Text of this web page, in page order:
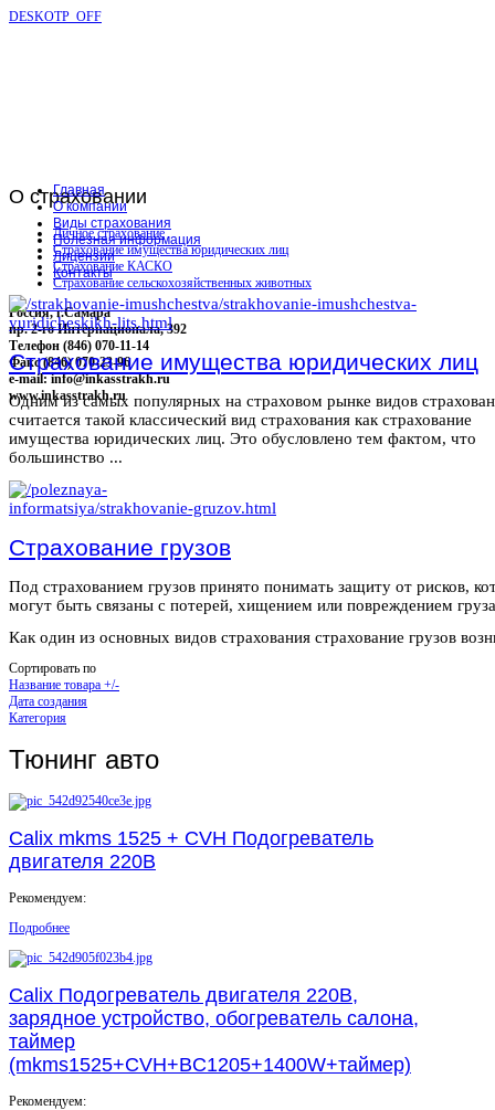
DESKOTP_OFF
О страховании
Личное страхование
Страхование имущества юридических лиц
Страхование КАСКО
Страхование сельскохозяйственных животных
Россия, г.Самара
пр. 2-го Интернационала, 392
Телефон (846) 070-11-14
Факс (846) 070-23-96
e-mail: info@inkasstrakh.ru
www.inkasstrakh.ru
Главная
О компании
Виды страхования
Полезная информация
Лицензии
Контакты
Страхование имущества юридических лиц
Одним из самых популярных на страховом рынке видов
считается такой классический вид страхования как страхование
имущества юридических лиц. Это обусловлено тем фактом, что
большинство ...
Страхование грузов
Под страхованием грузов принято понимать защиту от рисков,
могут быть связаны с потерей, хищением или повреждением
Как один из основных видов страхования страхование грузов
Сортировать по
Название товара +/-
Дата создания
Категория
Тюнинг авто
Calix mkms 1525 + CVH Подогреватель
двигателя 220В
Рекомендуем:
Подробнее
Calix Подогреватель двигателя 220В,
зарядное устройство, обогреватель салона,
таймер
(mkms1525+CVH+BC1205+1400W+таймер)
Рекомендуем: